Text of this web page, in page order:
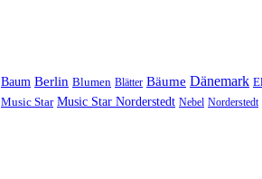
Baum Berlin Blumen Blätter Bäume Dänemark
Music Star Music Star Norderstedt Nebel Norderstedt